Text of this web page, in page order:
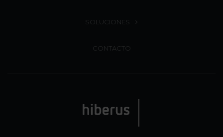
SOLUCIONES
CONTACTO